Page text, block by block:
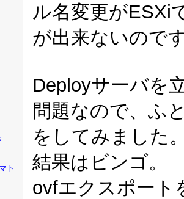
ト
ル名変更がESXi
が出来ないので
Deployサーバを
問題なので、ふ
をしてみました
結果はビンゴ。
ovfエクスポート